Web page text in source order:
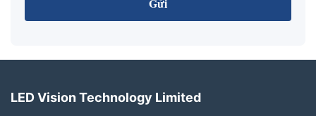
LED Vision Technology Limited